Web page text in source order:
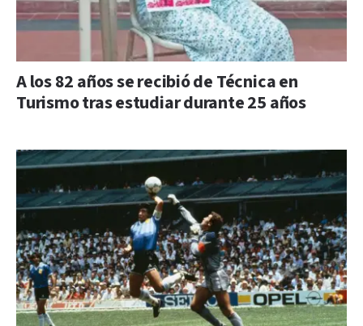
A los 82 años se recibió de Técnica en
Turismo tras estudiar durante 25 años